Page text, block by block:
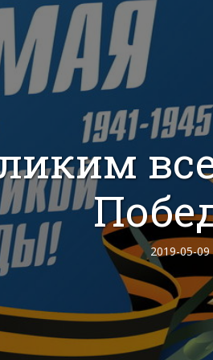
2019-05-09